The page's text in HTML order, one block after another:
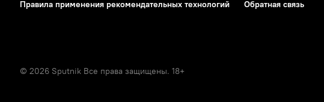
Правила применения рекомендательных технологий
Обратная связь
© 2026 Sputnik Все права защищены. 18+